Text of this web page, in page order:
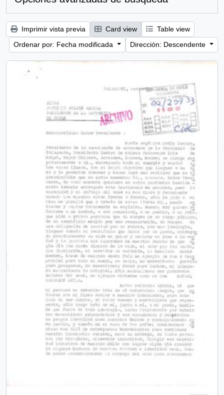
Imprimir vista previa Card view
Table view
Ordenar por: Fecha modificada
Dirección: Descendente